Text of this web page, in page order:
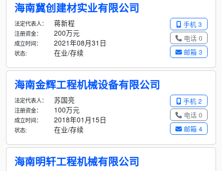
海南冀创建材实业有限公司
手机 3
电话 0
邮箱 3
法定代表人： 蒋新程
注册资金： 200万元
成立时间： 2021年08月31日
状态: 在业/存续
海南金辉工程机械设备有限公司
手机 2
电话 0
邮箱 4
法定代表人： 苏国亮
注册资金： 100万元
成立时间： 2018年01月15日
状态: 在业/存续
海南明轩工程机械有限公司